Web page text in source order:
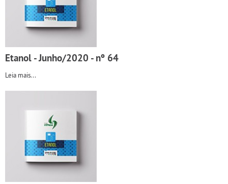
Etanol - Junho/2020 - nº 64
Leia mais...